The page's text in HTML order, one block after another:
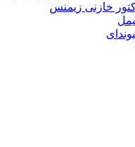
خازنی زیمنس